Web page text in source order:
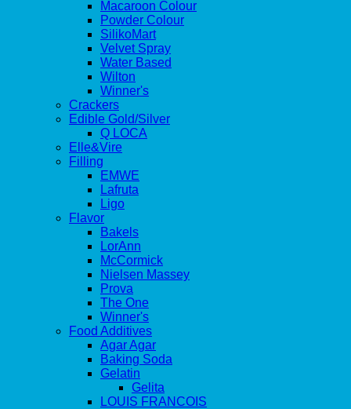
Macaroon Colour
Powder Colour
SilikoMart
Velvet Spray
Water Based
Wilton
Winner's
Crackers
Edible Gold/Silver
Q LOCA
Elle&Vire
Filling
EMWE
Lafruta
Ligo
Flavor
Bakels
LorAnn
McCormick
Nielsen Massey
Prova
The One
Winner's
Food Additives
Agar Agar
Baking Soda
Gelatin
Gelita
LOUIS FRANCOIS